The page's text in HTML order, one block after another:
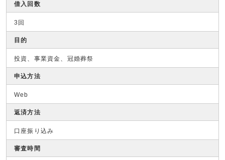
借入回数
3回
目的
投資、事業資金、冠婚葬祭
申込方法
Web
返済方法
口座振り込み
審査時間